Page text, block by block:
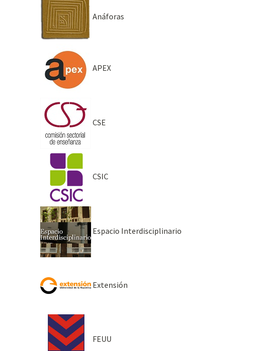
Anáforas
APEX
CSE
CSIC
Espacio Interdisciplinario
Extensión
FEUU